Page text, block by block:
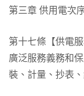
第三章 供用電次
第十七條【供電
廣泛服務義務和
裝、計量、抄表